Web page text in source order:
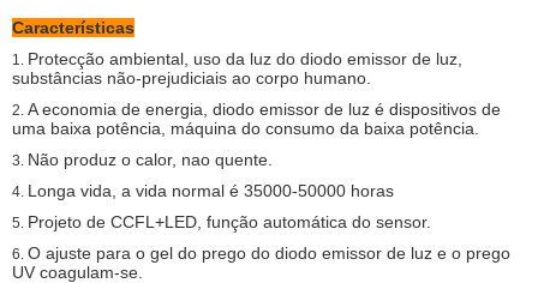
Características
1. Protecção ambiental, uso da luz do diodo emissor de luz,
substâncias não-prejudiciais ao corpo humano.
2. A economia de energia, diodo emissor de luz é dispositivos de
uma baixa potência, máquina do consumo da baixa potência.
3. Não produz o calor, nao quente.
4. Longa vida, a vida normal é 35000-50000 horas
5. Projeto de CCFL+LED, função automática do sensor.
6. O ajuste para o gel do prego do diodo emissor de luz e o prego
UV coagulam-se.